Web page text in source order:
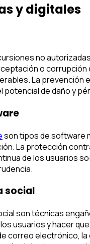
y digitales
no
o
La prevención
potencial de daño y
son tipos de software
La protección
de los usuarios
social
son técnicas
usuarios y hacer
correo electrónico,